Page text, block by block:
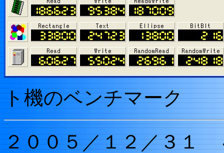
ト機のベンチマーク
２００５／１２／３１